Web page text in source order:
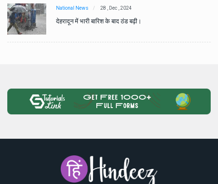
National News 28 , Dec , 2024
देहरादून में भारी बारिश के बाद ठंड बढ़ी।